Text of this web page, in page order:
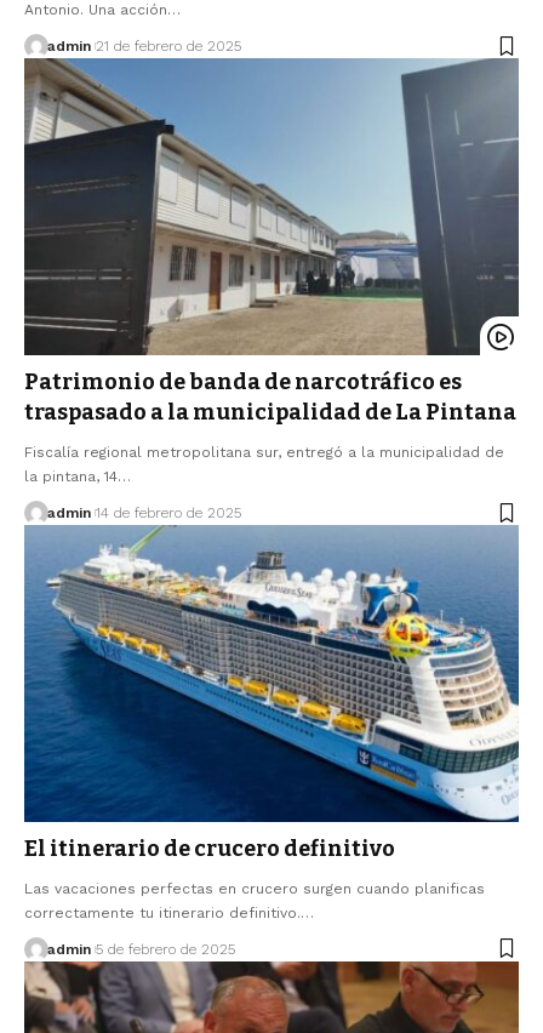
Antonio. Una acción…
admin 21 de febrero de 2025
Patrimonio de banda de narcotráfico es
traspasado a la municipalidad de La Pintana
Fiscalía regional metropolitana sur, entregó a la municipalidad de
la pintana, 14…
admin 14 de febrero de 2025
El itinerario de crucero definitivo
Las vacaciones perfectas en crucero surgen cuando planificas
correctamente tu itinerario definitivo.…
admin 5 de febrero de 2025